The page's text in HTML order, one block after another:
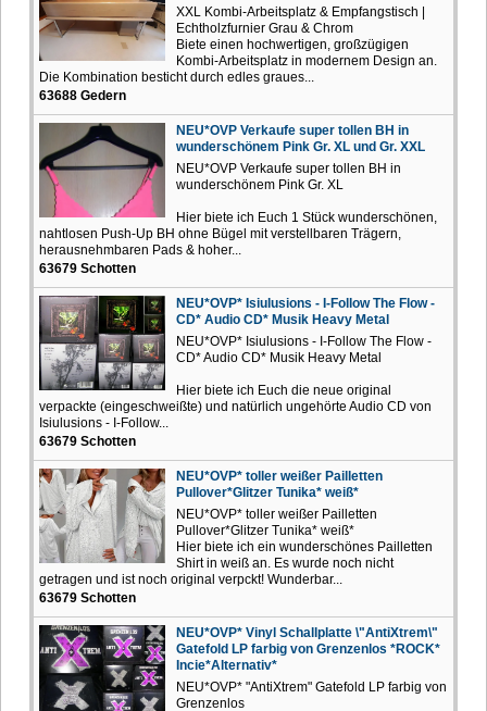
XXL Kombi-Arbeitsplatz & Empfangstisch |
Echtholzfurnier Grau & Chrom
Biete einen hochwertigen, großzügigen
Kombi-Arbeitsplatz in modernem Design an.
Die Kombination besticht durch edles graues...
63688 Gedern
NEU*OVP Verkaufe super tollen BH in
wunderschönem Pink Gr. XL und Gr. XXL
NEU*OVP Verkaufe super tollen BH in
wunderschönem Pink Gr. XL
Hier biete ich Euch 1 Stück wunderschönen,
nahtlosen Push-Up BH ohne Bügel mit verstellbaren Trägern,
herausnehmbaren Pads & hoher...
63679 Schotten
NEU*OVP* Isiulusions - I-Follow The Flow -
CD* Audio CD* Musik Heavy Metal
NEU*OVP* Isiulusions - I-Follow The Flow -
CD* Audio CD* Musik Heavy Metal
Hier biete ich Euch die neue original
verpackte (eingeschweißte) und natürlich ungehörte Audio CD von
Isiulusions - I-Follow...
63679 Schotten
NEU*OVP* toller weißer Pailletten
Pullover*Glitzer Tunika* weiß*
NEU*OVP* toller weißer Pailletten
Pullover*Glitzer Tunika* weiß*
Hier biete ich ein wunderschönes Pailletten
Shirt in weiß an. Es wurde noch nicht
getragen und ist noch original verpckt! Wunderbar...
63679 Schotten
NEU*OVP* Vinyl Schallplatte \"AntiXtrem\"
Gatefold LP farbig von Grenzenlos *ROCK*
Incie*Alternativ*
NEU*OVP* "AntiXtrem" Gatefold LP farbig von
Grenzenlos